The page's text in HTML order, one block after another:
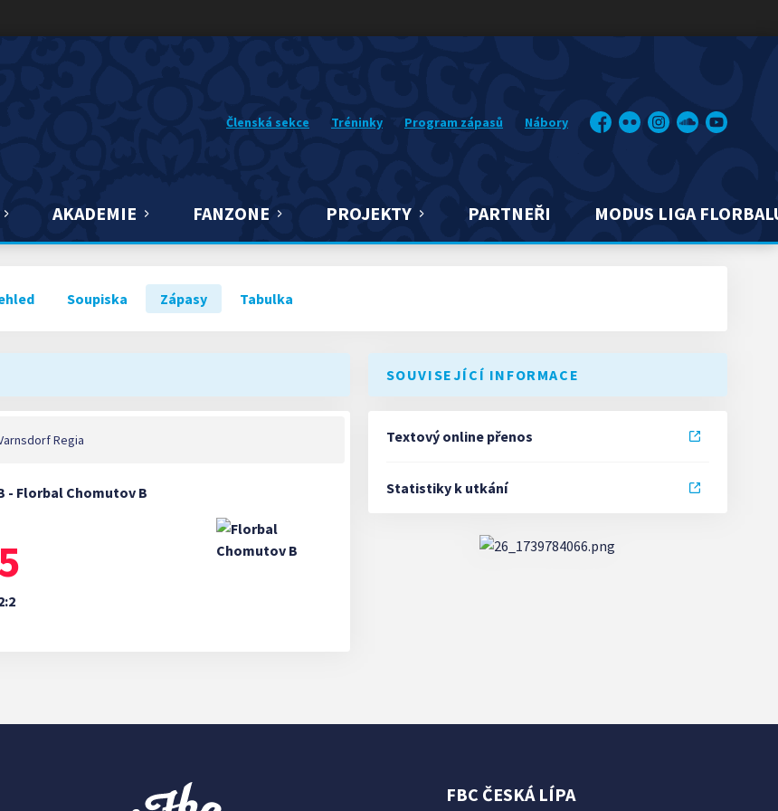
Členská sekce Tréninky Program zápasů Nábory Facebook
FlickrInstagramSoundcloud
YouTube
AKADEMIE FANZONE PROJEKTY PARTNEŘI MODUS LIGA
Soupiska Zápasy Tabulka
Regia
- Florbal Chomutov B
SOUVISEJÍCÍ INFORMACE
Textový online přenos
Statistiky k utkání
FBC ČESKÁ LÍPA